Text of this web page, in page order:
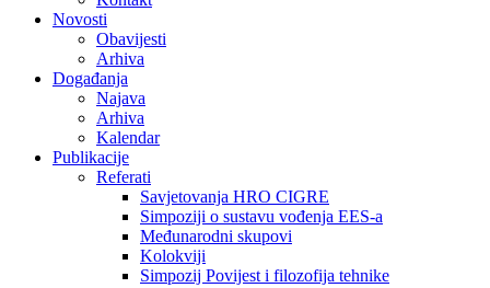
Novosti
Obavijesti
Arhiva
Događanja
Najava
Arhiva
Kalendar
Publikacije
Referati
Savjetovanja HRO CIGRE
Simpoziji o sustavu vođenja EES-a
Međunarodni skupovi
Kolokviji​
Simpozij Povijest i filozofija tehnike